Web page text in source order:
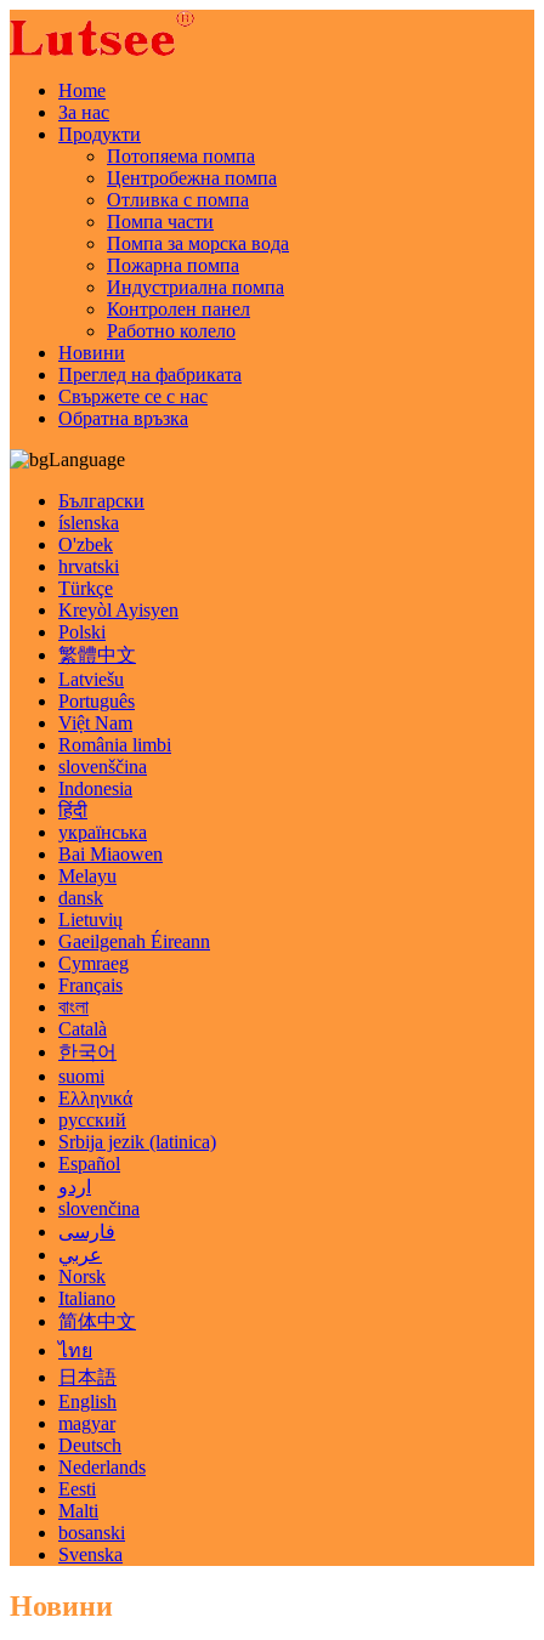
Home
За нас
Продукти
Потопяема помпа
Центробежна помпа
Отливка с помпа
Помпа части
Помпа за морска вода
Пожарна помпа
Индустриална помпа
Контролен панел
Работно колело
Новини
Преглед на фабриката
Свържете се с нас
Обратна връзка
Language
Български
íslenska
O'zbek
hrvatski
Türkçe
Kreyòl Ayisyen
Polski
繁體中文
Latviešu
Português
Việt Nam
România limbi
slovenščina
Indonesia
हिंदी
українська
Bai Miaowen
Melayu
dansk
Lietuvių
Gaeilgenah Éireann
Cymraeg
Français
বাংলা
Català
한국어
suomi
Ελληνικά
русский
Srbija jezik (latinica)
Español
اردو
slovenčina
فارسی
عربي
Norsk
Italiano
简体中文
ไทย
日本語
English
magyar
Deutsch
Nederlands
Eesti
Malti
bosanski
Svenska
Новини